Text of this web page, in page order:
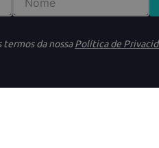
termos da nossaPolítica de